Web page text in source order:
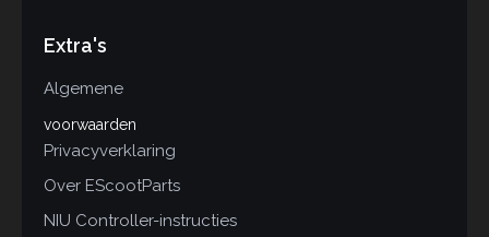
Extra's
Algemene
voorwaarden
Privacyverklaring
Over EScootParts
NIU Controller-instructies